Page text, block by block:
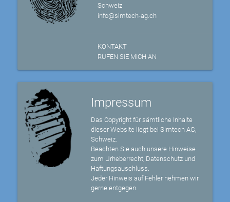
Schweiz
info@simtech-ag.ch
KONTAKT
RUFEN SIE MICH AN
Impressum
Das Copyright für sämtliche Inhalte
dieser Website liegt bei Simtech AG,
Schweiz.
Beachten Sie auch unsere Hinweise
zum Urheberrecht, Datenschutz und
Haftungsauschluss.
Jeder Hinweis auf Fehler nehmen wir
gerne entgegen.